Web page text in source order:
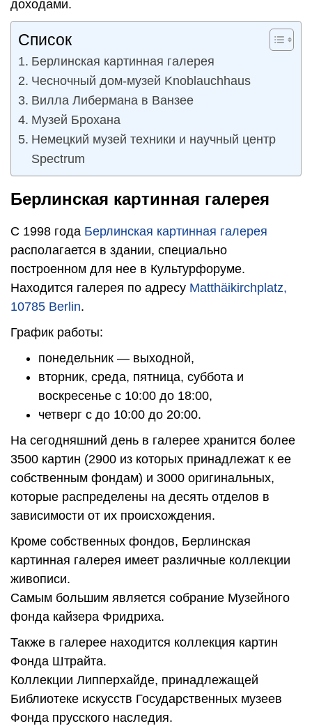
доходами.
Список
Берлинская картинная галерея
Чесночный дом-музей Knoblauchhaus
Вилла Либермана в Ванзее
Музей Брохана
Немецкий музей техники и научный центр
Spectrum
Берлинская картинная галерея
С 1998 года Берлинская картинная галерея
располагается в здании, специально
построенном для нее в Культурфоруме.
Находится галерея по адресу Matthäikirchplatz,
10785 Berlin.
График работы:
понедельник — выходной,
вторник, среда, пятница, суббота и
воскресенье с 10:00 до 18:00,
четверг с до 10:00 до 20:00.
На сегодняшний день в галерее хранится более
3500 картин (2900 из которых принадлежат к ее
собственным фондам) и 3000 оригинальных,
которые распределены на десять отделов в
зависимости от их происхождения.
Кроме собственных фондов, Берлинская
картинная галерея имеет различные коллекции
живописи.
Самым большим является собрание Музейного
фонда кайзера Фридриха.
Также в галерее находится коллекция картин
Фонда Штрайта.
Коллекции Липперхайде, принадлежащей
Библиотеке искусств Государственных музеев
Фонда прусского наследия.